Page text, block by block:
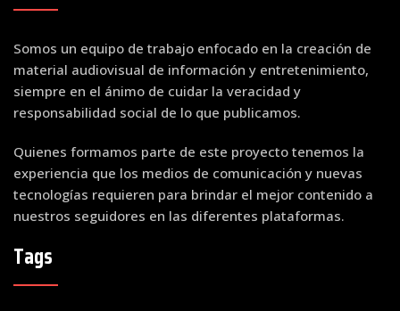
Somos un equipo de trabajo enfocado en la creación de
material audiovisual de información y entretenimiento,
siempre en el ánimo de cuidar la veracidad y
responsabilidad social de lo que publicamos.
Quienes formamos parte de este proyecto tenemos la
experiencia que los medios de comunicación y nuevas
tecnologías requieren para brindar el mejor contenido a
nuestros seguidores en las diferentes plataformas.
Tags